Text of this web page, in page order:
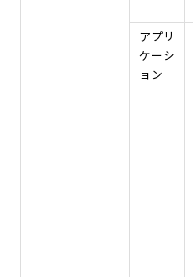
アプリ
ケーシ
ョン